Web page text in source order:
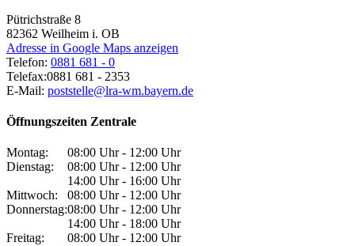
Pütrichstraße 8
82362 Weilheim i. OB
Adresse in Google Maps anzeigen
Telefon: 0881 681 - 0
Telefax:0881 681 - 2353
E-Mail: poststelle@lra-wm.bayern.de
Öffnungszeiten Zentrale
Montag:
08:00 Uhr - 12:00 Uhr
Dienstag:
08:00 Uhr - 12:00 Uhr
14:00 Uhr - 16:00 Uhr
Mittwoch:
08:00 Uhr - 12:00 Uhr
Donnerstag:08:00 Uhr - 12:00 Uhr
14:00 Uhr - 18:00 Uhr
Freitag:
08:00 Uhr - 12:00 Uhr